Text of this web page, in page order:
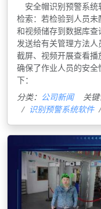
安全帽识别预警系统
检索：若检验到人员
和视频储存到数据库
发送给有关管理方法
截屏、视频开展查看播
确保了作业人员的安
下：
分类： 公司新闻 关键
识别预警系统软件